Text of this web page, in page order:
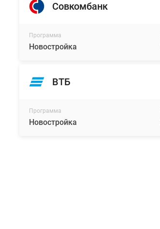
Совкомбанк
Программа
Новостройка
ВТБ
Программа
Новостройка